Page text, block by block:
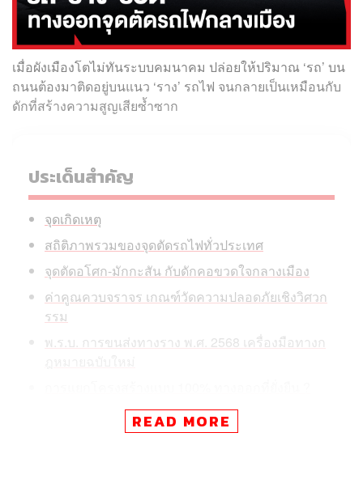
เมื่อผังเมืองโตไม่ทันระบบคมนาคม ปล่อยให้ปริมาณ ‘รถ’ บน
ถนนต้องมาติดอยู่บนแนว ‘ราง’ รถไฟ จนกลายเป็นเหมือนกับ
ดักที่สร้างความสูญเสียซ้ำซาก
ประเด็นสำคัญ
จุดเกิดเหตุ
สถิติภาพรวมของจุดตัดรถไฟทั่วประเทศ
จุดตัดอโศก-มักกะสัน กับดักคอขวดใจกลางเมือง
ค่าคูณควบจราจร เกณฑ์วัดความปลอดภัยเชิงวิศวก
รรม
พ.ร.บ. การขนส่งทางราง พ.ศ. 2568 เครื่องมือทางก
READ MORE